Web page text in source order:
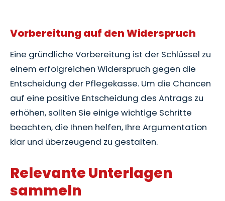
Vorbereitung auf den Widerspruch
Eine gründliche Vorbereitung ist der Schlüssel zu
einem erfolgreichen Widerspruch gegen die
Entscheidung der Pflegekasse. Um die Chancen
auf eine positive Entscheidung des Antrags zu
erhöhen, sollten Sie einige wichtige Schritte
beachten, die Ihnen helfen, Ihre Argumentation
klar und überzeugend zu gestalten.
Relevante Unterlagen
sammeln